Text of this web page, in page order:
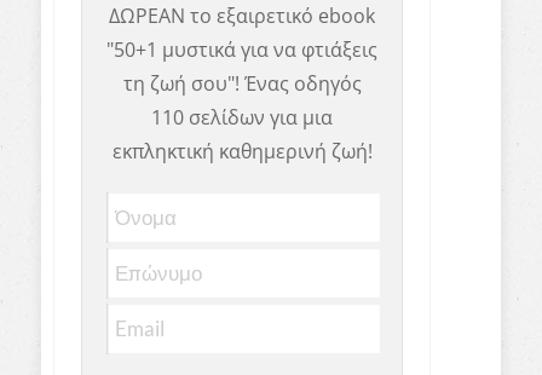
ΔΩΡΕΑΝ το εξαιρετικό ebook
"50+1 μυστικά για να φτιάξεις
τη ζωή σου"! Ένας οδηγός
110 σελίδων για μια
εκπληκτική καθημερινή ζωή!